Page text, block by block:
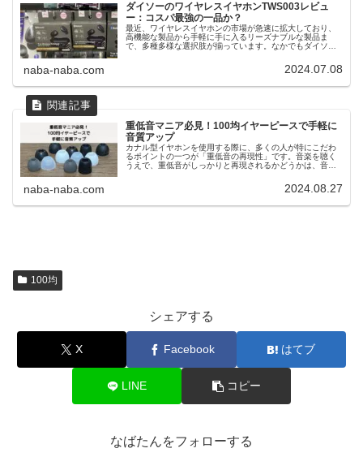
ダイソーのワイヤレスイヤホンTWS003レビュ
ー：コスパ最強の一品か？
最近、ワイヤレスイヤホンの市場が急速に拡大しており、
高機能な製品から手軽に手に入るリーズナブルな製品ま
で、多種多様な選択肢が揃っています。なかでもダイソー
naba-naba.com 2024.07.08
重低音マニア必見！100均イヤーピースで手軽に
音質アップ
カナル型イヤホンを使用する際に、多くの人が特にこだわ
るポイントの一つが「重低音の再現性」です。音楽を聴く
うえで、重低音がしっかりと再現されるかどうかは、音楽
naba-naba.com 2024.08.27
100均
シェアする
X Facebook はてブ
LINE コピー
なばたんをフォローする